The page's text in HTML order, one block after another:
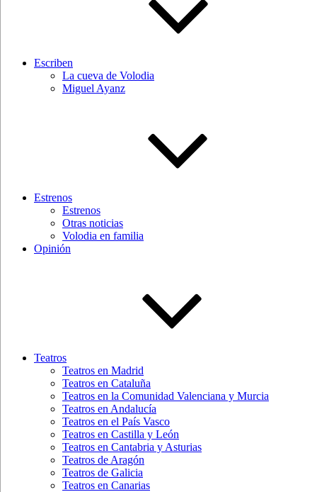
Escriben
La cueva de Volodia
Miguel Ayanz
Estrenos
Estrenos
Otras noticias
Volodia en familia
Opinión
Teatros
Teatros en Madrid
Teatros en Cataluña
Teatros en la Comunidad Valenciana y Murcia
Teatros en Andalucía
Teatros en el País Vasco
Teatros en Castilla y León
Teatros en Cantabria y Asturias
Teatros de Aragón
Teatros de Galicia
Teatros en Canarias